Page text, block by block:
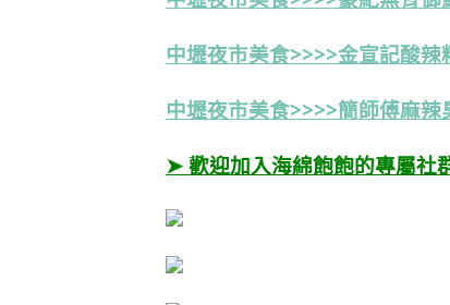
中壢夜市美食>>>>金宣記酸辣
中壢夜市美食>>>>簡師傅麻辣
➤ 歡迎加入海綿飽飽的專屬社